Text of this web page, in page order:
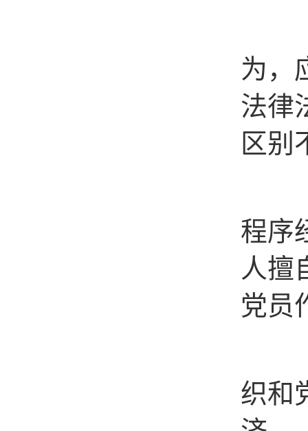
为，
法律
区别
程序
人擅
党员
织和